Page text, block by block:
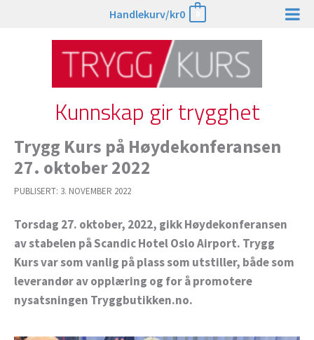
Handlekurv/kr0
Kunnskap gir trygghet
Trygg Kurs på Høydekonferansen
27. oktober 2022
PUBLISERT: 3. NOVEMBER 2022
Torsdag 27. oktober, 2022, gikk Høydekonferansen
av stabelen på Scandic Hotel Oslo Airport. Trygg
Kurs var som vanlig på plass som utstiller, både som
leverandør av opplæring og for å promotere
nysatsningen Tryggbutikken.no.